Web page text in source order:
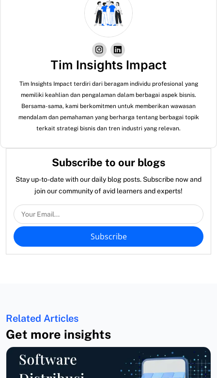
Tim Insights Impact
Tim Insights Impact terdiri dari beragam individu profesional yang
memiliki keahlian dan pengalaman dalam berbagai aspek bisnis.
Bersama-sama, kami berkomitmen untuk memberikan wawasan
mendalam dan pemahaman yang berharga tentang berbagai topik
terkait strategi bisnis dan tren industri yang relevan.
Subscribe to our blogs
Stay up-to-date with our daily blog posts. Subscribe now and
join our community of avid learners and experts!
Subscribe
Related Articles
Get more insights